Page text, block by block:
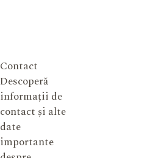
Contact
Descoperă
informații de
contact și alte
date
importante